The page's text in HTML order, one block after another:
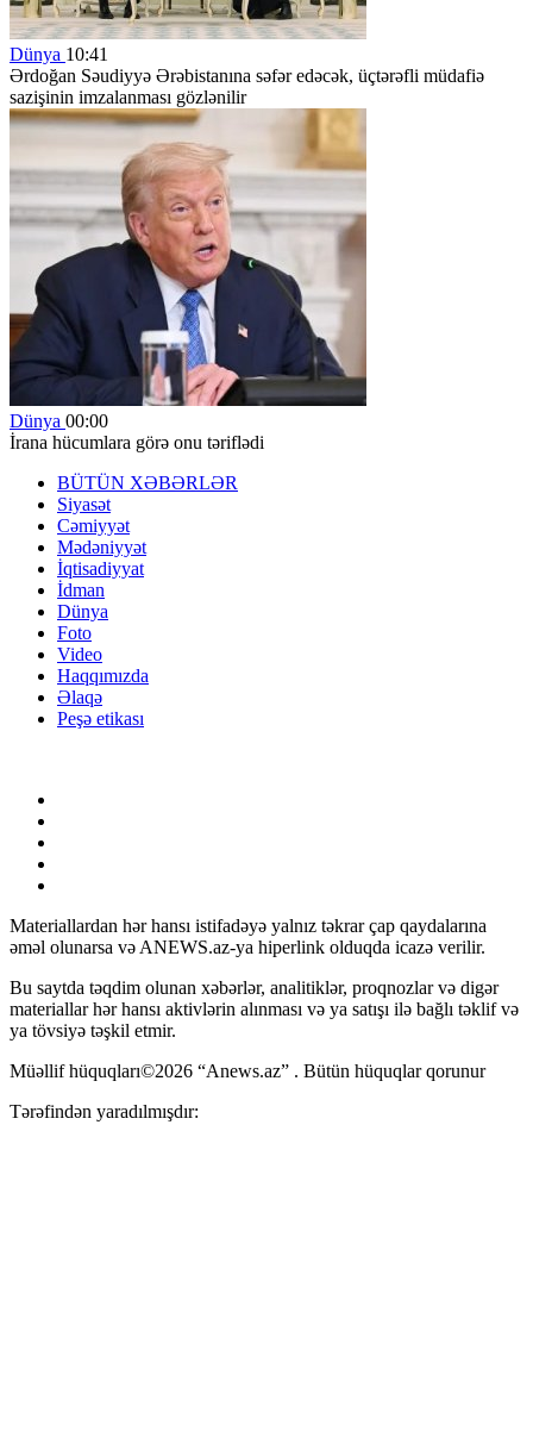
Dünya 10:41
Ərdoğan Səudiyyə Ərəbistanına səfər edəcək, üçtərəfli müdafiə
sazişinin imzalanması gözlənilir
Dünya 00:00
İrana hücumlara görə onu təriflədi
BÜTÜN XƏBƏRLƏR
Siyasət
Cəmiyyət
Mədəniyyət
İqtisadiyyat
İdman
Dünya
Foto
Video
Haqqımızda
Əlaqə
Peşə etikası
Materiallardan hər hansı istifadəyə yalnız təkrar çap qaydalarına
əməl olunarsa və ANEWS.az-ya hiperlink olduqda icazə verilir.
Bu saytda təqdim olunan xəbərlər, analitiklər, proqnozlar və digər
materiallar hər hansı aktivlərin alınması və ya satışı ilə bağlı təklif və
ya tövsiyə təşkil etmir.
Müəllif hüquqları©2026 “Anews.az” . Bütün hüquqlar qorunur
Tərəfindən yaradılmışdır: